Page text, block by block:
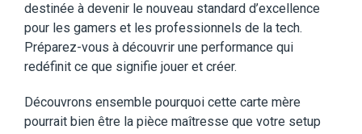
destinée à devenir le nouveau standard d’excellence
pour les gamers et les professionnels de la tech.
Préparez-vous à découvrir une performance qui
redéfinit ce que signifie jouer et créer.
Découvrons ensemble pourquoi cette carte mère
pourrait bien être la pièce maîtresse que votre setup